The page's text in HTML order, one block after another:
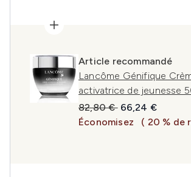
Article recommandé
Lancôme Génifique
activatrice de jeunesse
Prix de vente :
82,80 € Prix ​​actuel :
66,24 €
Économisez
( 20 % de